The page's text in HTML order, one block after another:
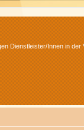
Dienstleister/Innen in der